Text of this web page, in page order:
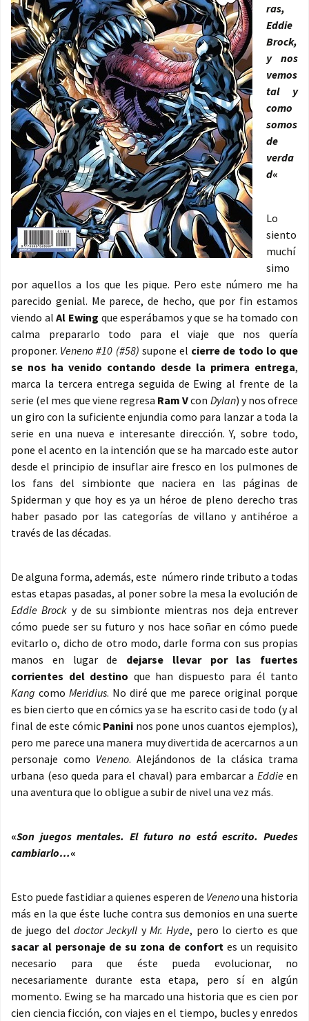
ras,
Eddie
Brock,
y nos
vemos
tal y
como
somos
de
verda
d«
Lo
siento
muchí
simo
por aquellos a los que les pique. Pero este número me ha
parecido genial. Me parece, de hecho, que por fin estamos
viendo alAl Ewing que esperábamos y que se ha tomado con
calma prepararlo todo para el viaje que nos quería
proponer. Veneno #10 (#58) supone el cierre de todo lo que
se nos ha venido contando desde la primera entrega,
marca la tercera entrega seguida de Ewing al frente de la
serie (el mes que viene regresa Ram Vcon Dylan) y nos ofrece
un giro con la suficiente enjundia como para lanzar a toda la
serie en una nueva e interesante dirección. Y, sobre todo,
pone el acento en la intención que se ha marcado este autor
desde el principio de insuflar aire fresco en los pulmones de
los fans del simbionte que naciera en las páginas de
Spiderman y que hoy es ya un héroe de pleno derecho tras
haber pasado por las categorías de villano y antihéroe a
través de las décadas.
De alguna forma, además, este número rinde tributo a todas
estas etapas pasadas, al poner sobre la mesa la evolución de
Eddie Brock y de su simbionte mientras nos deja entrever
cómo puede ser su futuro y nos hace soñar en cómo puede
evitarlo o, dicho de otro modo, darle forma con sus propias
manos en lugar de dejarse llevar por las fuertes
corrientes del destino que han dispuesto para él tanto
Kang como Meridius. No diré que me parece original porque
es bien cierto que en cómics ya se ha escrito casi de todo (y al
final de este cómic Panini nos pone unos cuantos ejemplos),
pero me parece una manera muy divertida de acercarnos a un
personaje como Veneno. Alejándonos de la clásica trama
urbana (eso queda para el chaval) para embarcar a Eddieen
una aventura que lo obligue a subir de nivel una vez más.
«Son juegos mentales. El futuro no está escrito. Puedes
cambiarlo…«
Esto puede fastidiar a quienes esperen de Venenouna historia
más en la que éste luche contra sus demonios en una suerte
de juego del doctor Jeckyll yMr. Hyde, pero lo cierto es que
sacar al personaje de su zona de confort es un requisito
necesario para que éste pueda evolucionar, no
necesariamente durante esta etapa, pero sí en algún
momento. Ewing se ha marcado una historia que es cien por
cien ciencia ficción, con viajes en el tiempo, bucles y enredos